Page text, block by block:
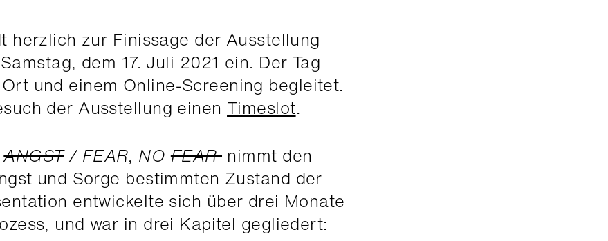
herzlich zur Finissage der Ausstellung
dem 17. Juli 2021 ein. Der Tag
und einem Online-Screening begleitet.
der Ausstellung einen Timeslot.
ANGST/ FEAR, NOFEAR nimmt den
und Sorge bestimmten Zustand der
entwickelte sich über drei Monate
und war in drei Kapitel gegliedert: